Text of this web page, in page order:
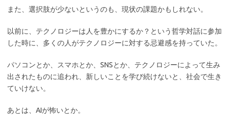
また、選択肢が少ないというのも、現状の課題かもしれない。
以前に、テクノロジーは人を豊かにするか？という哲学対話に参加
した時に、多くの人がテクノロジーに対する忌避感を持っていた。
パソコンとか、スマホとか、SNSとか、テクノロジーによって生み
出されたものに追われ、新しいことを学び続けないと、社会で生き
ていけない。
あとは、AIが怖いとか。